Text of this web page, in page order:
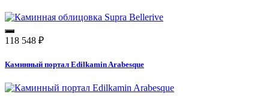
118 548 ₽
Каминный портал Edilkamin Arabesque